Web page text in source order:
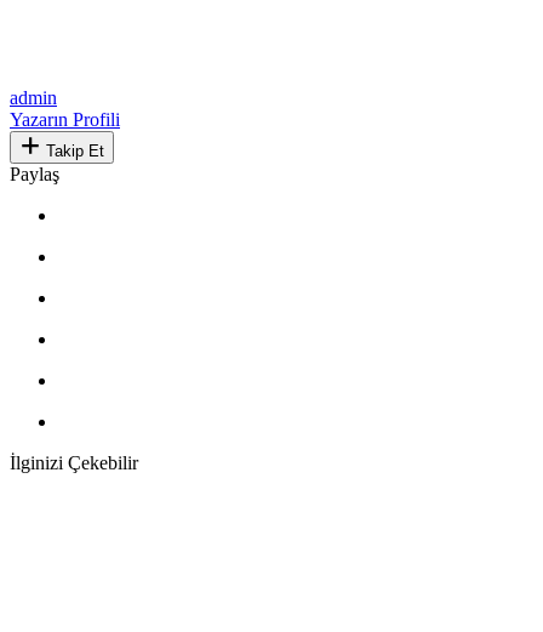
admin
Yazarın Profili
Takip Et
Paylaş
İlginizi Çekebilir